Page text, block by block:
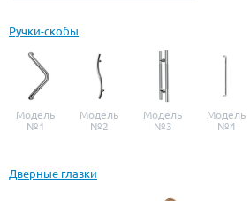
Ручки-скобы
Модель
№1
Модель
№2
Модель
№3
Модель
№4
Дверные глазки